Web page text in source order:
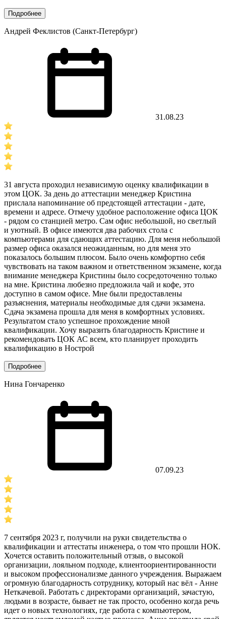
Подробнее
Андрей Феклистов (Санкт-Петербург)
31.08.23
31 августа проходил независимую оценку квалификации в
этом ЦОК. За день до аттестации менеджер Кристина
прислала напоминание об предстоящей аттестации - дате,
времени и адресе. Отмечу удобное расположение офиса ЦОК
- рядом со станцией метро. Сам офис небольшой, но светлый
и уютный. В офисе имеются два рабочих стола с
компьютерами для сдающих аттестацию. Для меня небольшой
размер офиса оказался неожиданным, но для меня это
показалось большим плюсом. Было очень комфортно себя
чувствовать на таком важном и ответственном экзамене, когда
внимание менеджера Кристины было сосредоточенно только
на мне. Кристина любезно предложила чай и кофе, это
доступно в самом офисе. Мне были предоставлены
разъяснения, материалы необходимые для сдачи экзамена.
Сдача экзамена прошла для меня в комфортных условиях.
Результатом стало успешное прохождение мной
квалификации. Хочу выразить благодарность Кристине и
рекомендовать ЦОК АС всем, кто планирует проходить
квалификацию в Нострой
Подробнее
Нина Гончаренко
07.09.23
7 сентября 2023 г, получили на руки свидетельства о
квалификации и аттестаты инженера, о том что прошли НОК.
Хочется оставить положительный отзыв, о высокой
организации, лояльном подходе, клиентоориентированности
и высоком профессионализме данного учреждения. Выражаем
огромную благодарность сотруднику, который нас вёл - Анне
Неткачевой. Работать с директорами организаций, зачастую,
людьми в возрасте, бывает не так просто, особенно когда речь
идет о новых технологиях, где работа с компьютером,